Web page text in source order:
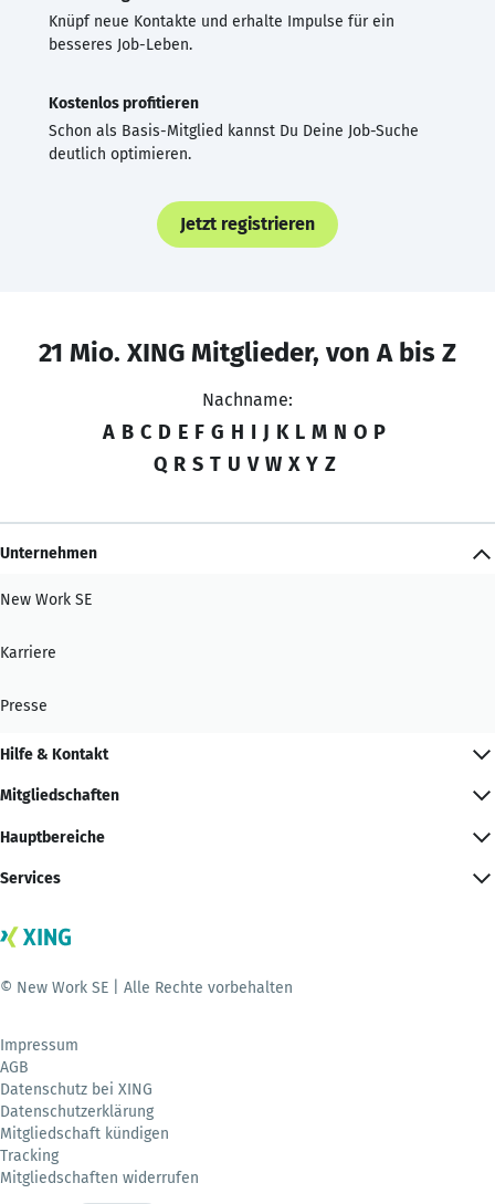
Knüpf neue Kontakte und erhalte Impulse für ein
besseres Job-Leben.
Kostenlos profitieren
Schon als Basis-Mitglied kannst Du Deine Job-Suche
deutlich optimieren.
Jetzt registrieren
21 Mio. XING Mitglieder, von A bis Z
Nachname:
A B C D E F G H I J K L M N O P
Q R S T U V W X Y Z
Unternehmen
New Work SE
Karriere
Presse
Hilfe & Kontakt
Mitgliedschaften
Hauptbereiche
Services
© New Work SE | Alle Rechte vorbehalten
Impressum
AGB
Datenschutz bei XING
Datenschutzerklärung
Mitgliedschaft kündigen
Tracking
Mitgliedschaften widerrufen